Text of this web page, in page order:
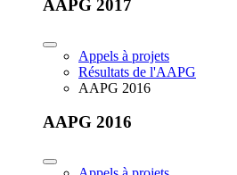
AAPG 2017
Appels à projets
Résultats de l'AAPG
AAPG 2016
AAPG 2016